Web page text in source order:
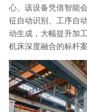
心。该设备凭借智能
征自动识别、工序自
动生成，大幅提升加
机床深度融合的标杆案